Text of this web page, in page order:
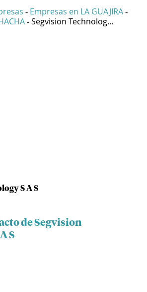
- Empresas en LA GUAJIRA -
- Segvision Technolog...
S A S
de Segvision
S